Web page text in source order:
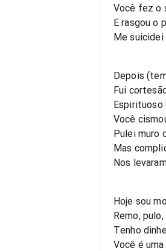
Você fez o
E rasgou o
Me
Depois
Fui
Espirituoso
Você
Pulei muro
Mas
Nos
Hoje sou
Remo,
Tenho
Você é